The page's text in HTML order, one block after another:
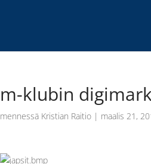
m-klubin
mennessä Kristian Raitio | maalis 21,